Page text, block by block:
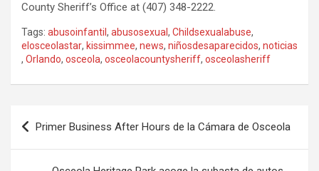
County Sheriff’s Office at (407) 348-2222.
Tags: abusoinfantil , abusosexual, Childsexualabuse,
elosceolastar, kissimmee, news, niñosdesaparecidos, noticias
, Orlando, osceola, osceolacountysheriff, osceolasheriff
Primer Business After Hours de la Cámara de Osceola